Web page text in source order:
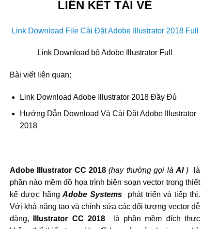
LIÊN KẾT TẢI VỀ
Link Download File Cài Đặt Adobe Illustrator 2018 Full
Link Download bộ Adobe Illustrator Full
Bài viết liên quan:
Link Download Adobe Illustrator 2018 Đầy Đủ
Hướng Dẫn Download Và Cài Đặt Adobe Illustrator
2018
Adobe Illustrator CC 2018(hay thường gọi là AI )
là
phần nào mềm đồ họa trình biên soạn vector trong thiết
kế được hãngAdobe Systems
phát triển và tiếp thị.
Với khả năng tạo và chỉnh sửa các đối tượng vector dễ
dàng,
Illustrator CC 2018
là phần mềm đích thực